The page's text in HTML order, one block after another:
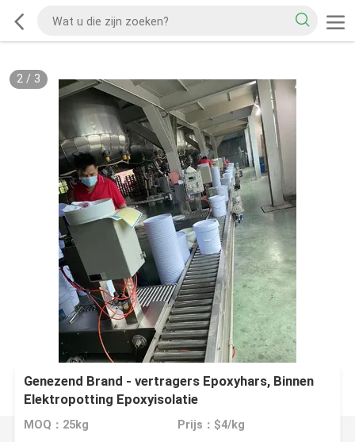
2/ 3
Genezend Brand - vertragers Epoxyhars, Binnen
Elektropotting Epoxyisolatie
MOQ：25kg Prijs：$4/kg